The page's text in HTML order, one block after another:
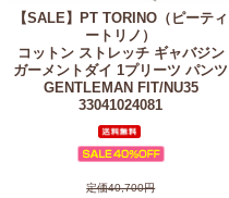
【SALE】
PT TORINO（ピーティ
ートリノ）
コットン ストレッチ ギャバジン
ガーメントダイ 1プリーツ パンツ
GENTLEMAN FIT/NU35
33041024081
定価40,700円